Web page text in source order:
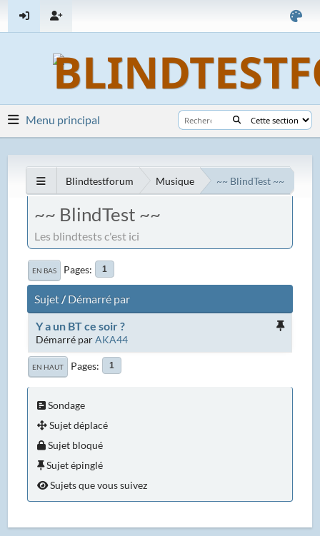
Menu principal
Blindtestforum Musique ~~ BlindTest ~~
~~ BlindTest ~~
Les blindtests c'est ici
EN BAS Pages 1
Sujet/Démarré par
Y a un BT ce soir ?
Démarré parAKA44
EN HAUT Pages 1
Sondage
Sujet déplacé
Sujet bloqué
Sujet épinglé
Sujets que vous suivez